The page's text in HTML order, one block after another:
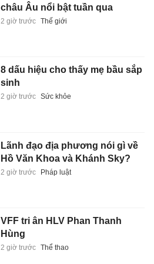
châu Âu nổi bật tuần qua
2 giờ trước Thế giới
8 dấu hiệu cho thấy mẹ bầu sắp
sinh
2 giờ trước Sức khỏe
Lãnh đạo địa phương nói gì về
Hồ Văn Khoa và Khánh Sky?
2 giờ trước Pháp luật
VFF tri ân HLV Phan Thanh
Hùng
2 giờ trước Thể thao